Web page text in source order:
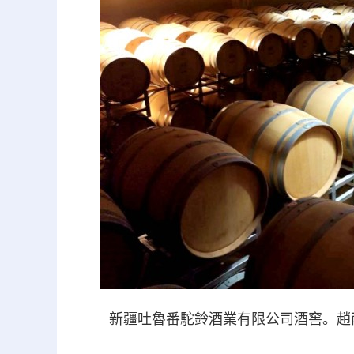
新疆吐魯番駝鈴酒業有限公司酒窖。趙